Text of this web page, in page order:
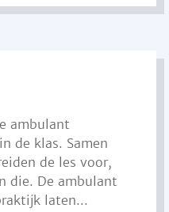
ambulant
de klas. Samen
de les voor,
die. De ambulant
laten...